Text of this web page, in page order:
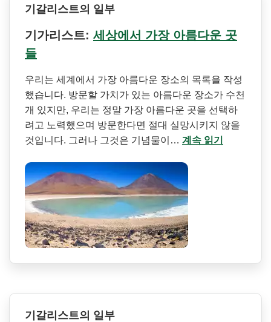
기갈리스트의 일부
기가리스트: 세상에서 가장 아름다운 곳
들
우리는 세계에서 가장 아름다운 장소의 목록을 작성
했습니다. 방문할 가치가 있는 아름다운 장소가 수천
개 있지만, 우리는 정말 가장 아름다운 곳을 선택하
려고 노력했으며 방문한다면 절대 실망시키지 않을
것입니다. 그러나 그것은 기념물이… 계속 읽기
기갈리스트의 일부